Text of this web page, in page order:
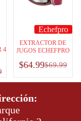
4
Echefpro
EXTRACTOR DE
JUGOS ECHEFPRO
$69.99
$64.99